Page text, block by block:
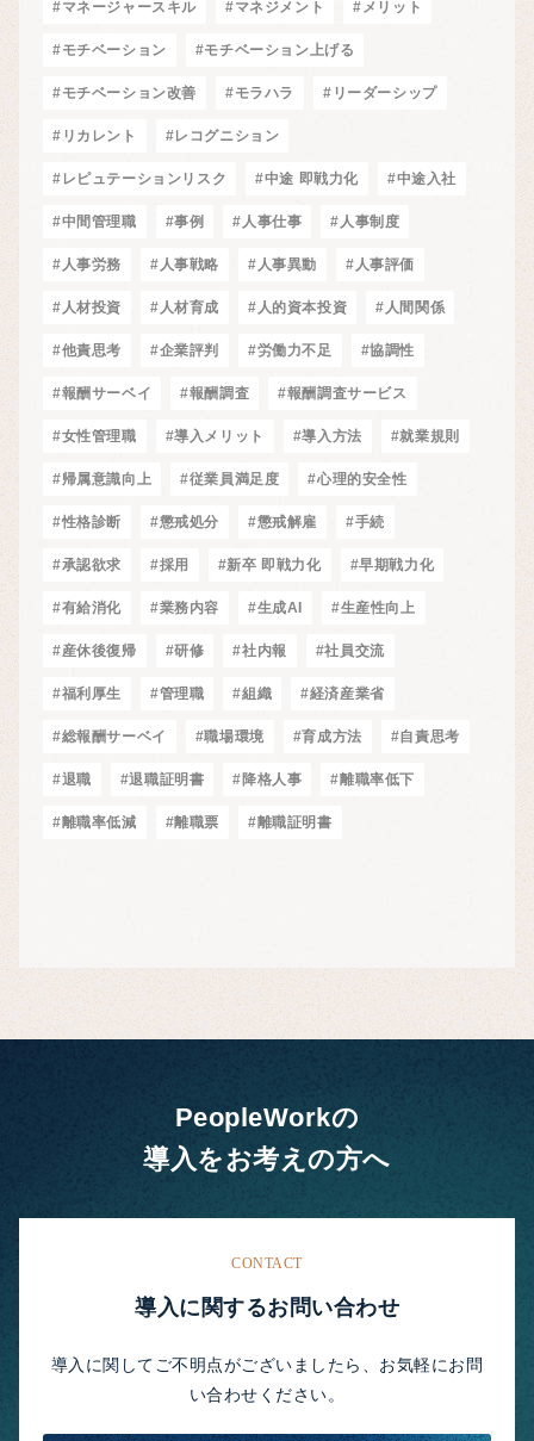
#マネージャースキル #マネジメント #メリット
#モチベーション #モチベーション上げる
#モチベーション改善 #モラハラ #リーダーシップ
#リカレント #レコグニション
#レピュテーションリスク #中途 即戦力化 #中途入社
#中間管理職 #事例 #人事仕事 #人事制度
#人事労務 #人事戦略 #人事異動 #人事評価
#人材投資 #人材育成 #人的資本投資 #人間関係
#他責思考 #企業評判 #労働力不足 #協調性
#報酬サーベイ #報酬調査 #報酬調査サービス
#女性管理職 #導入メリット #導入方法 #就業規則
#帰属意識向上 #従業員満足度 #心理的安全性
#性格診断 #懲戒処分 #懲戒解雇 #手続
#承認欲求 #採用 #新卒 即戦力化 #早期戦力化
#有給消化 #業務内容 #生成AI #生産性向上
#産休後復帰 #研修 #社内報 #社員交流
#福利厚生 #管理職 #組織 #経済産業省
#総報酬サーベイ #職場環境 #育成方法 #自責思考
#退職 #退職証明書 #降格人事 #離職率低下
#離職率低減 #離職票 #離職証明書
PeopleWorkの
導入をお考えの方へ
CONTACT
導入に関するお問い合わせ
導入に関してご不明点がございましたら、お気軽にお問
い合わせください。